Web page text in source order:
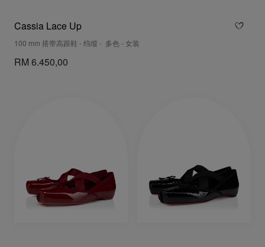
Cassia Lace Up
100 mm 搭带高跟鞋 - 绉缎 - 多色 - 女装
RM 6.450,00